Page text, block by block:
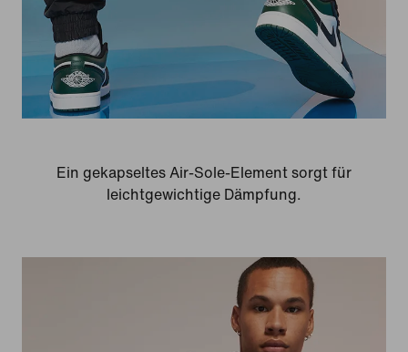
Ein gekapseltes Air-Sole-Element sorgt für
leichtgewichtige Dämpfung.